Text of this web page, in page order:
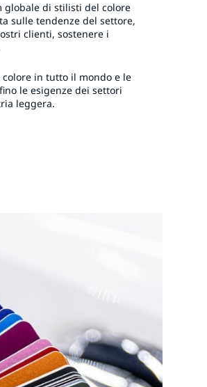
globale di stilisti del colore
sulle tendenze del settore,
clienti, sostenere i
in tutto il mondo e le
le esigenze dei settori
leggera.